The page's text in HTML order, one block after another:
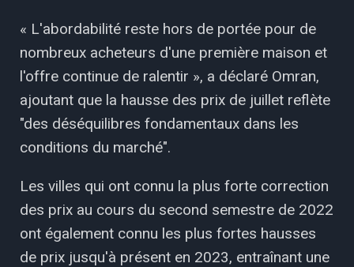
« L'abordabilité reste hors de portée pour de
nombreux acheteurs d'une première maison et
l'offre continue de ralentir », a déclaré Omran,
ajoutant que la hausse des prix de juillet reflète
"des déséquilibres fondamentaux dans les
conditions du marché".
Les villes qui ont connu la plus forte correction
des prix au cours du second semestre de 2022
ont également connu les plus fortes hausses
de prix jusqu'à présent en 2023, entraînant une